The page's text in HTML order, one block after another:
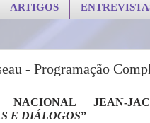
ARTIGOS
- Programação
NACIONAL JEAN-
E DIÁLOGOS”